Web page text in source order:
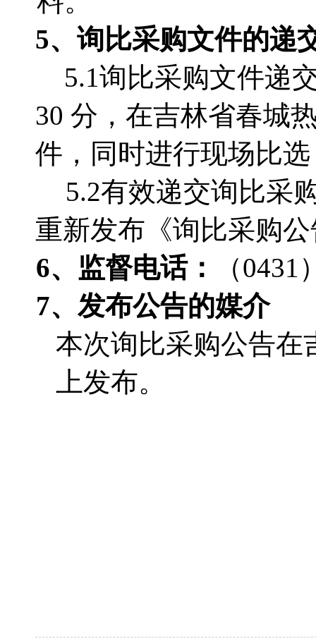
5、询比采购文件的递
5.1询比采购文件递
30 分，在吉林省春城
件，同时进行现场比选
5.2有效递交询比采
重新发布《询比采购
6、监督电话：
（0431
7、发布公告的媒介
本次询比采购公告在
上发布。